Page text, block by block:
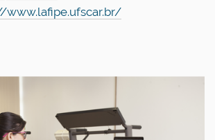
www.lafipe.ufscar.br/